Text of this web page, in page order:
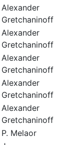
Alexander
Gretchaninoff
Alexander
Gretchaninoff
Alexander
Gretchaninoff
Alexander
Gretchaninoff
Alexander
Gretchaninoff
P. Melaor